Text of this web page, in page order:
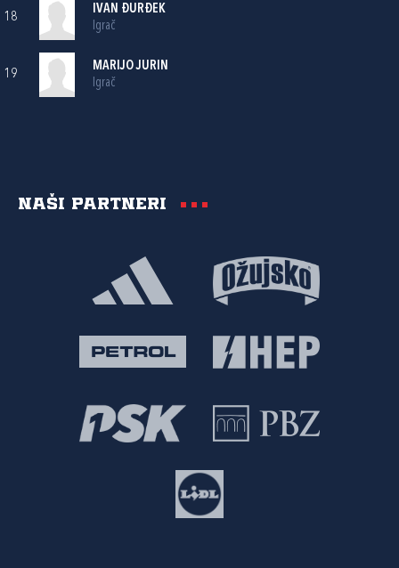
18
IVAN ĐURĐEK
Igrač
19
MARIJO JURIN
Igrač
Naši partneri